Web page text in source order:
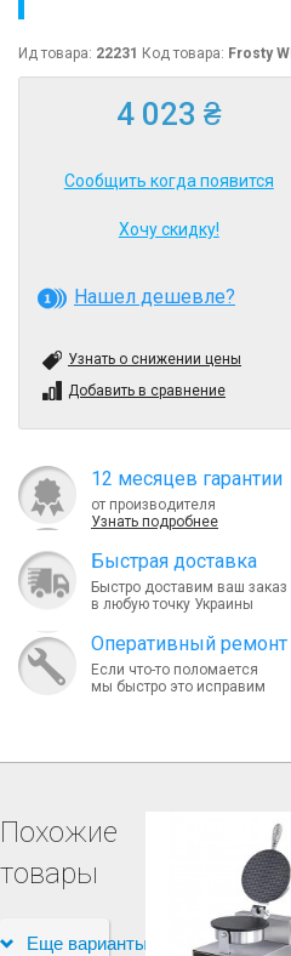
Ид товара: 22231 Код товара: Frosty
4 023 ₴
Сообщить когда появится
Хочу скидку!
Нашел дешевле?
Узнать о снижении цены
Добавить в сравнение
12 месяцев гарантии
от производителя
Узнать подробнее
Быcтрая доставка
Быстро доставим ваш заказ
в любую точку Украины
Оперативный ремонт
Если что-то поломается
мы быстро это исправим
Похожие
товары
Еще варианты